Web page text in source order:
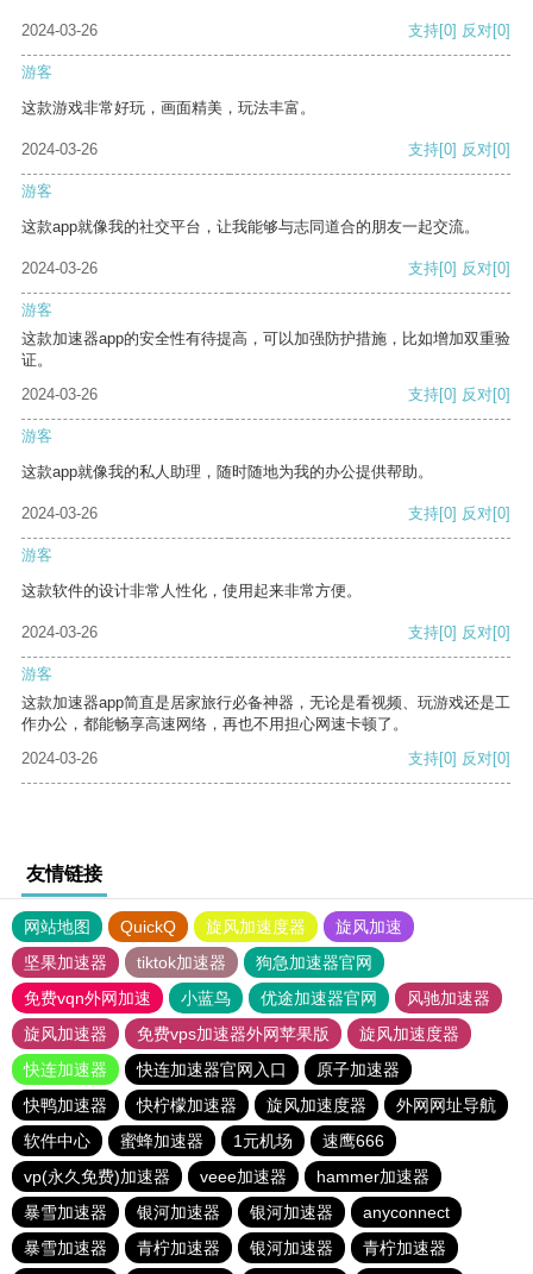
2024-03-26 支持[0] 反对[0]
游客
这款游戏非常好玩，画面精美，玩法丰富。
2024-03-26 支持[0] 反对[0]
游客
这款app就像我的社交平台，让我能够与志同道合的朋友一起交流。
2024-03-26 支持[0] 反对[0]
游客
这款加速器app的安全性有待提高，可以加强防护措施，比如增加双重验
证。
2024-03-26
支持[0] 反对[0]
游客
这款app就像我的私人助理，随时随地为我的办公提供帮助。
2024-03-26 支持[0] 反对[0]
游客
这款软件的设计非常人性化，使用起来非常方便。
2024-03-26 支持[0] 反对[0]
游客
这款加速器app简直是居家旅行必备神器，无论是看视频、玩游戏还是工
作办公，都能畅享高速网络，再也不用担心网速卡顿了。
2024-03-26
支持[0] 反对[0]
友情链接
网站地图 QuickQ 旋风加速度器
旋风加速
坚果加速器
tiktok加速器
狗急加速器官网
免费vqn外网加速
小蓝鸟 优途加速器官网
风驰加速器
旋风加速器
免费vps加速器外网苹果版
旋风加速度器
快连加速器
快连加速器官网入口
原子加速器
快鸭加速器
快柠檬加速器 旋风加速度器
外网网址导航
软件中心
蜜蜂加速器 1元机场
速鹰666
vp(永久免费)加速器
veee加速器
hammer加速器
暴雪加速器
银河加速器 银河加速器
anyconnect
暴雪加速器
青柠加速器 银河加速器 青柠加速器